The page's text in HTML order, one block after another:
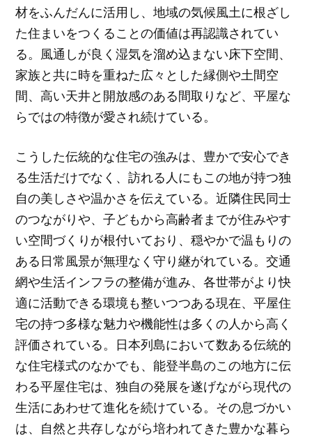
材をふんだんに活用し、地域の気候風土に根ざし
た住まいをつくることの価値は再認識されてい
る。風通しが良く湿気を溜め込まない床下空間、
家族と共に時を重ねた広々とした縁側や土間空
間、高い天井と開放感のある間取りなど、平屋な
らではの特徴が愛され続けている。
こうした伝統的な住宅の強みは、豊かで安心でき
る生活だけでなく、訪れる人にもこの地が持つ独
自の美しさや温かさを伝えている。近隣住民同士
のつながりや、子どもから高齢者までが住みやす
い空間づくりが根付いており、穏やかで温もりの
ある日常風景が無理なく守り継がれている。交通
網や生活インフラの整備が進み、各世帯がより快
適に活動できる環境も整いつつある現在、平屋住
宅の持つ多様な魅力や機能性は多くの人から高く
評価されている。日本列島において数ある伝統的
な住宅様式のなかでも、能登半島のこの地方に伝
わる平屋住宅は、独自の発展を遂げながら現代の
生活にあわせて進化を続けている。その息づかい
は、自然と共存しながら培われてきた豊かな暮ら